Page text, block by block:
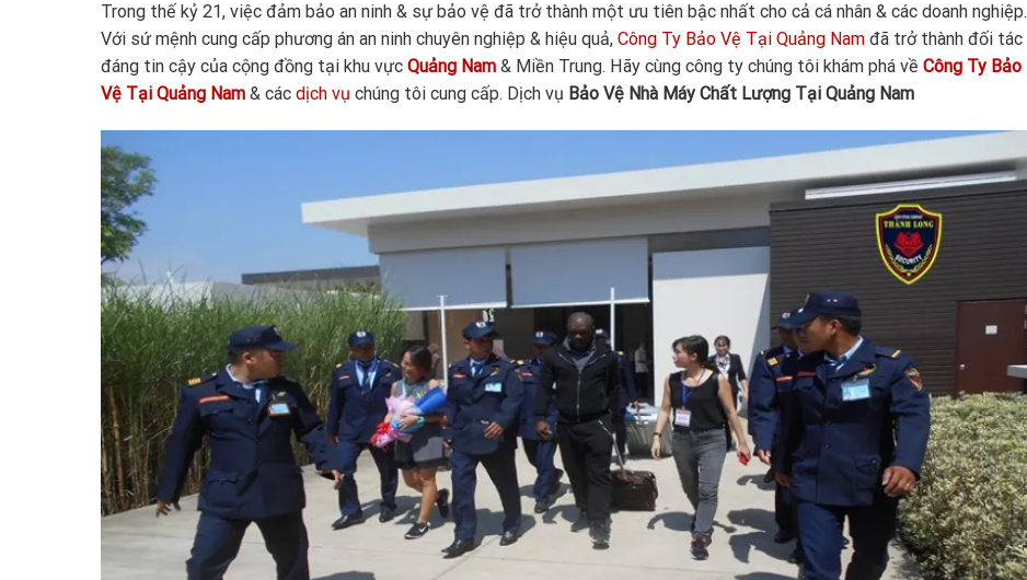
Trong thế kỷ 21, việc đảm bảo an ninh & sự bảo vệ đã trở thành một ưu tiên bậc nhất cho cả cá nhân & các doanh nghiệp.
Với sứ mệnh cung cấp phương án an ninh chuyên nghiệp & hiệu quả, Công Ty Bảo Vệ Tại Quảng Nam đã trở thành đối tác
đáng tin cậy của cộng đồng tại khu vực Quảng Nam & Miền Trung. Hãy cùng công ty chúng tôi khám phá về Công Ty Bảo
Vệ Tại Quảng Nam & các dịch vụ chúng tôi cung cấp. Dịch vụ Bảo Vệ Nhà Máy Chất Lượng Tại Quảng Nam